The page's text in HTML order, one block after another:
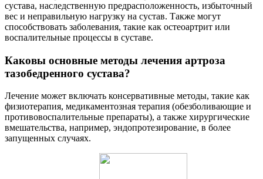
сустава, наследственную предрасположенность, избыточный
вес и неправильную нагрузку на сустав. Также могут
способствовать заболевания, такие как остеоартрит или
воспалительные процессы в суставе.
Каковы основные методы лечения артроза
тазобедренного сустава?
Лечение может включать консервативные методы, такие как
физиотерапия, медикаментозная терапия (обезболивающие и
противовоспалительные препараты), а также хирургические
вмешательства, например, эндопротезирование, в более
запущенных случаях.